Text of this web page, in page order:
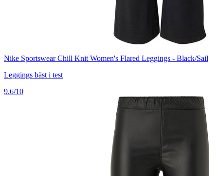
Nike Sportswear Chill Knit Women's Flared Leggings - Black/Sail
Leggings bäst i test
9.6/10